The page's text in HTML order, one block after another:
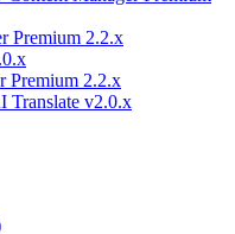
Premium 2.2.x
Premium 2.2.x
Translate v2.0.x